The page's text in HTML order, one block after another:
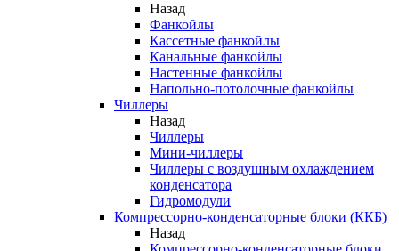
Назад
Фанкойлы
Кассетные фанкойлы
Канальные фанкойлы
Настенные фанкойлы
Напольно-потолочные фанкойлы
Чиллеры
Назад
Чиллеры
Мини-чиллеры
Чиллеры с воздушным охлаждением
конденсатора
Гидромодули
Компрессорно-конденсаторные блоки (ККБ)
Назад